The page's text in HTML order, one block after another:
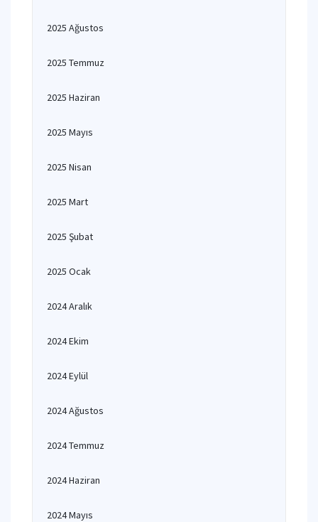
2025 Ağustos
2025 Temmuz
2025 Haziran
2025 Mayıs
2025 Nisan
2025 Mart
2025 Şubat
2025 Ocak
2024 Aralık
2024 Ekim
2024 Eylül
2024 Ağustos
2024 Temmuz
2024 Haziran
2024 Mayıs